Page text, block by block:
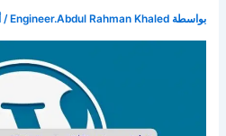
بواسطة Engineer.Abdul Rahman Khaled
/